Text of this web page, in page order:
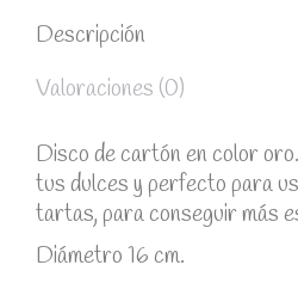
Descripción
Valoraciones (0)
Disco de cartón en color
tus dulces y perfecto para
tartas, para conseguir más
Diámetro 16 cm.